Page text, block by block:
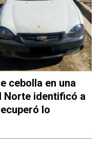
cebolla en una
Norte identificó a
lo